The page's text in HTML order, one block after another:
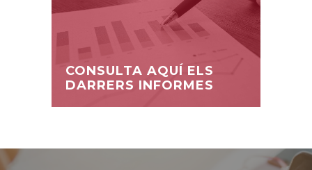
CONSULTA AQUÍ ELS
DARRERS INFORMES